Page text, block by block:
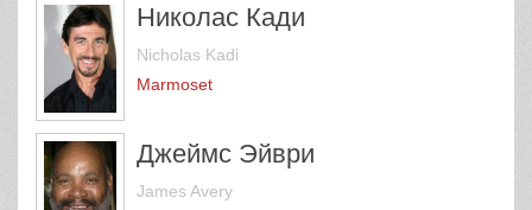
Николас Кади
Nicholas Kadi
Marmoset
Джеймс Эйври
James Avery